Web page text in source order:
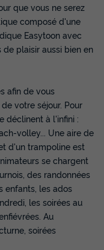
406 €
30 m² (2
que vous ne serez
composé d'une
Easytoon avec
plaisir aussi bien en
afin de vous
votre séjour. Pour
déclinent à l'infini :
volley... Une aire de
d'un trampoline est
se chargent
des randonnées
enfants, les ados
les soirées au
Au
soirées